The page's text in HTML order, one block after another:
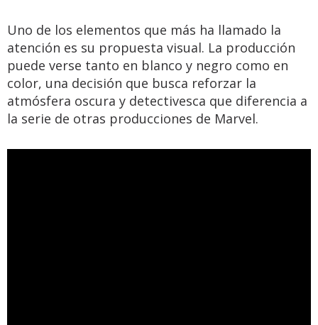
Uno de los elementos que más ha llamado la
atención es su propuesta visual. La producción
puede verse tanto en blanco y negro como en
color, una decisión que busca reforzar la
atmósfera oscura y detectivesca que diferencia a
la serie de otras producciones de Marvel.